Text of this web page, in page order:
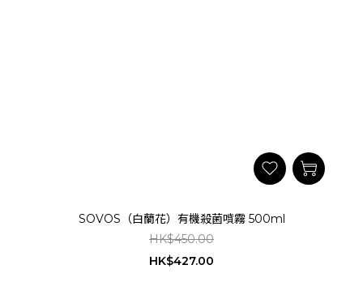
SOVOS（白蘭花）有機殺菌噴霧 500ml
HK$450.00
HK$427.00